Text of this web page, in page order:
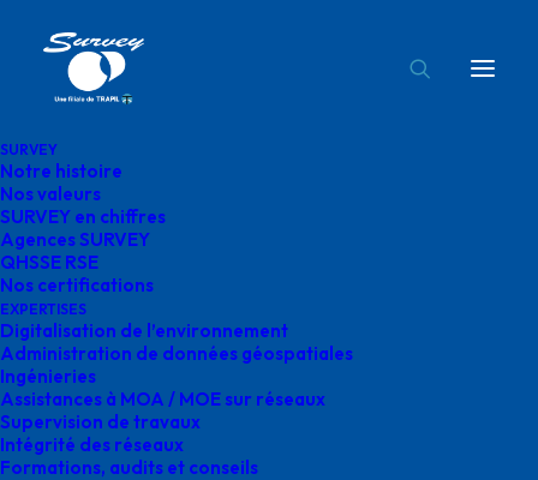
SURVEY
Notre histoire
Nos valeurs
SURVEY en chiffres
Agences SURVEY
QHSSE RSE
Nos certifications
EXPERTISES
Digitalisation de l’environnement
Administration de données géospatiales
Ingénieries
Assistances à MOA / MOE sur réseaux
Supervision de travaux
Intégrité des réseaux
Formations, audits et conseils
Accueil
histoire Survey